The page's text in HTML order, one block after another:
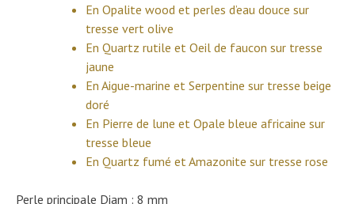
En Opalite wood et perles d’eau douce sur
tresse vert olive
En Quartz rutile et Oeil de faucon sur tresse
jaune
En Aigue-marine et Serpentine sur tresse beige
doré
En Pierre de lune et Opale bleue africaine sur
tresse bleue
En Quartz fumé et Amazonite sur tresse rose
Perle principale Diam : 8 mm